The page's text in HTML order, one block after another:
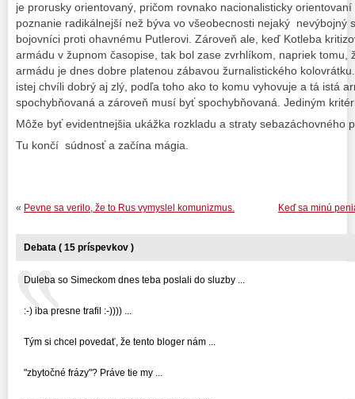
je prorusky orientovaný, pričom rovnako nacionalisticky
poznanie radikálnejší než býva vo všeobecnosti nejaký nevýbojný
bojovníci proti ohavnému Putlerovi. Zároveň ale, keď Kotleba
armádu v župnom časopise, tak bol zase zvrhlíkom, napriek tomu,
armádu je dnes dobre platenou zábavou žurnalistického
istej chvíli dobrý aj zlý, podľa toho ako to komu vyhovuje a tá istá
spochybňovaná a zároveň musí byť spochybňovaná. Jediným
Môže byť evidentnejšia ukážka rozkladu a straty sebazáchovného
Tu končí súdnosť a začína mágia.
Keď sa minú
« Pevne sa verilo, že to Rus vymyslel komunizmus.
Debata ( 15 príspevkov )
Duleba so Simeckom dnes teba poslali do sluzby ...
:-) iba presne trafil :-)))) ...
Tým si chcel povedať, že tento bloger nám ...
"zbytočné frázy"? Práve tie my ...